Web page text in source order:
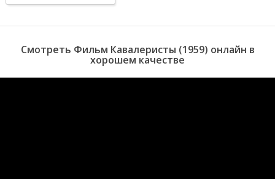
Смотреть Фильм Кавалеристы (1959) онлайн в
хорошем качестве